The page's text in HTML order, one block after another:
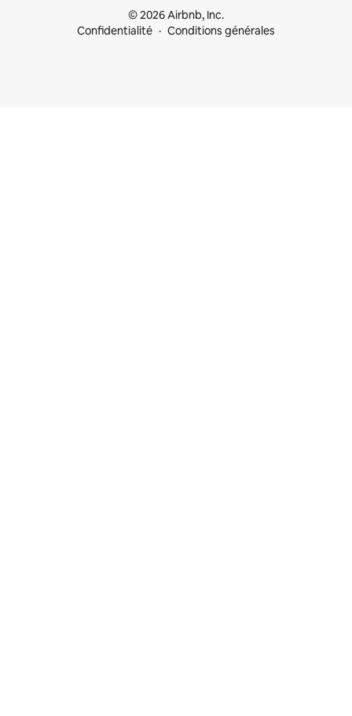
© 2026 Airbnb, Inc.
Confidentialité
Conditions générales